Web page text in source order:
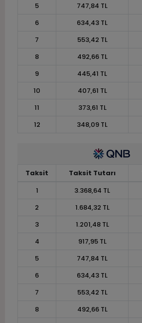
5
747,84 TL
6
634,43 TL
7
553,42 TL
8
492,66 TL
9
445,41 TL
10
407,61 TL
11
373,61 TL
12
348,09 TL
Taksit Taksit Tutarı
1
3.368,64 TL
2
1.684,32 TL
3
1.201,48 TL
4
917,95 TL
5
747,84 TL
6
634,43 TL
7
553,42 TL
8
492,66 TL